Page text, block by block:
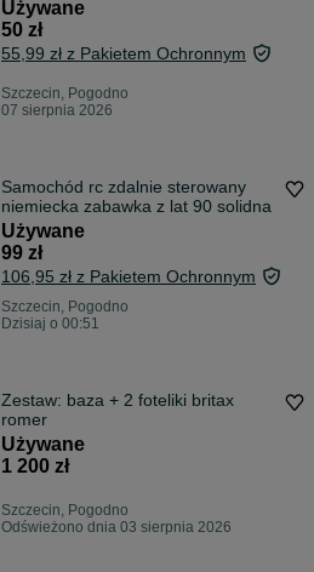
Używane
50 zł
55,99 zł z Pakietem Ochronnym
Szczecin, Pogodno
07 sierpnia 2026
Samochód rc zdalnie sterowany
niemiecka zabawka z lat 90 solidna
Używane
99 zł
106,95 zł z Pakietem Ochronnym
Szczecin, Pogodno
Dzisiaj o 00:51
Zestaw: baza + 2 foteliki britax
romer
Używane
1 200 zł
Szczecin, Pogodno
Odświeżono dnia 03 sierpnia 2026